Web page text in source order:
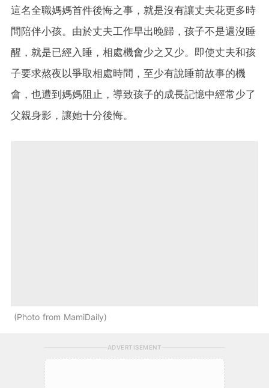
這名全職媽媽首件後悔之事，就是沒有讓丈夫花更多時
間陪伴小孩。由於丈夫工作早出晚歸，孩子不是還沒睡
醒，就是已經入睡，相處機會少之又少。即使丈夫和孩
子要求熬夜以爭取相處時間，至少有說睡前故事的機
會，也遭到媽媽阻止，導致孩子的成長記憶中經常少了
父親身影，讓她十分後悔。
Photo from MamiDaily
ADVERTISEMENT